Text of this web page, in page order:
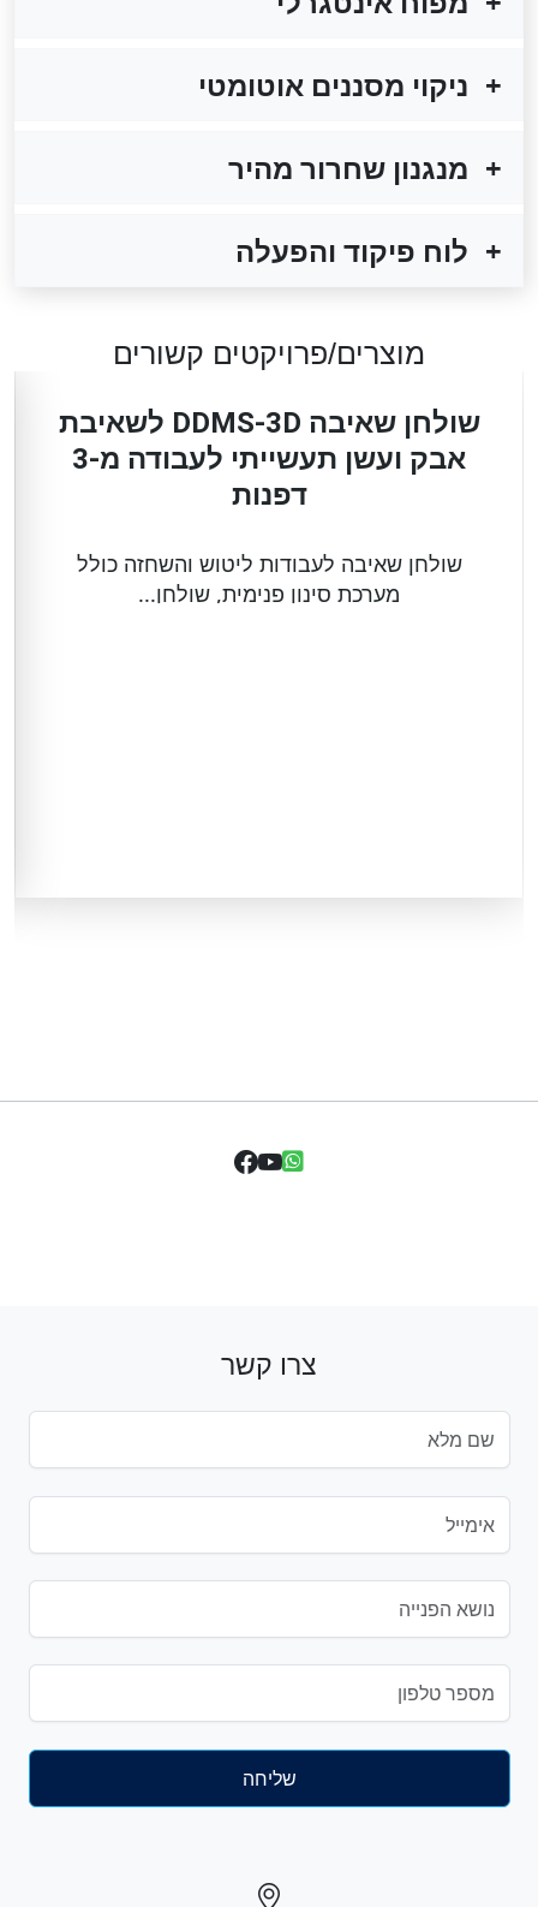
ניקוי מסננים אוטומטי
מנגנון שחרור מהיר
לוח פיקוד והפעלה
מוצרים/פרויקטים קשורים
שולחן שאיבה DDMS-3D לשאיבת
אבק ועשן תעשייתי לעבודה מ-3
דפנות
שולחן שאיבה לעבודות ליטוש והשחזה כולל
מערכת סינון פנימית, שולחן...
צרו קשר